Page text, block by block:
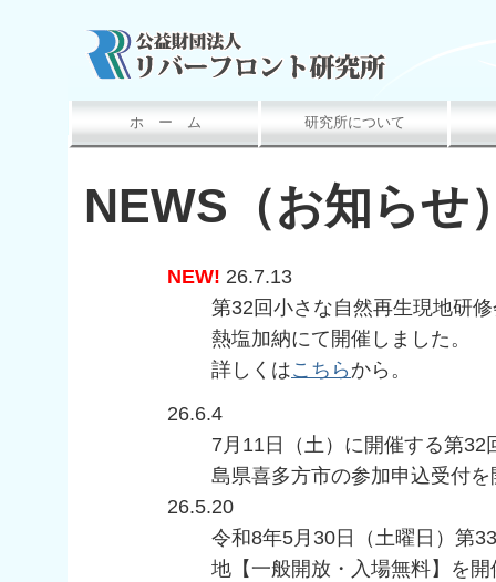
ホ ー ム 研究所について
NEWS（お知らせ
NEW! 26.7.13
第32回小さな自然再生現地研
熱塩加納にて開催しました。
詳しくはこちら から。
26.6.4
7月11日（土）に開催する第
島県喜多方市の参加申込受付
26.5.20
令和8年5月30日（土曜日）第
地【一般開放・入場無料】を